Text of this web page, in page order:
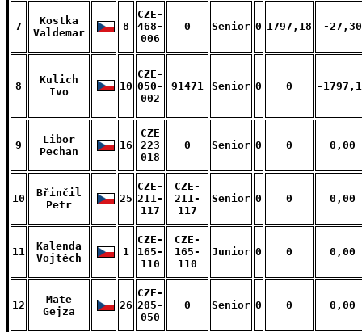
7
Kostka
Valdemar
8
CZE-
468-
006
0 Senior 0 1797,18 -27,30
8
Kulich
Ivo
10
CZE-
050-
002
91471 Senior 0 0 -
9
Libor
Pechan
16
CZE
223
018
0 Senior 0 0 0,00
10
Břinčil
Petr
25
CZE-
211-
117
CZE-
211-
117
Senior 0 0 0,00
11
Kalenda
Vojtěch
1
CZE-
165-
110
CZE-
165-
110
Junior 0 0 0,00
12
Mate
Gejza
26
CZE-
205-
050
0 Senior 0 0 0,00